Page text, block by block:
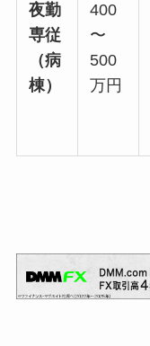
夜勤
専従
（病
棟）
400
〜
500
万円